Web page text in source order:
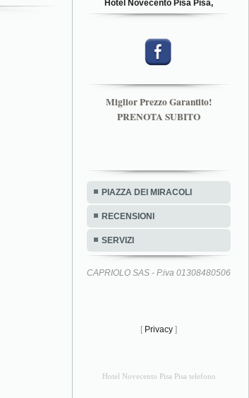
Hotel Novecento Pisa Pisa,
Miglior Prezzo Garantito!
PRENOTA SUBITO
PIAZZA DEI MIRACOLI
RECENSIONI
SERVIZI
CAPRIOLO SAS - P.iva 01308480506
[ Privacy ]
Hotel Novecento Pisa Pisa telefono